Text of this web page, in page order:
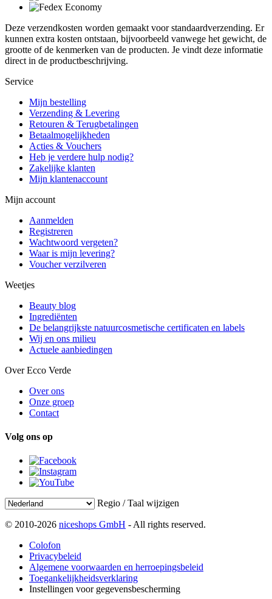
Deze verzendkosten worden gemaakt voor standaardverzending. Er
kunnen extra kosten ontstaan, bijvoorbeeld vanwege het gewicht, de
grootte of de kenmerken van de producten. Je vindt deze informatie
direct in de productbeschrijving.
Service
Mijn bestelling
Verzending & Levering
Retouren & Terugbetalingen
Betaalmogelijkheden
Acties & Vouchers
Heb je verdere hulp nodig?
Zakelijke klanten
Mijn klantenaccount
Mijn account
Aanmelden
Registreren
Wachtwoord vergeten?
Waar is mijn levering?
Voucher verzilveren
Weetjes
Beauty blog
Ingrediënten
De belangrijkste natuurcosmetische certificaten en labels
Wij en ons milieu
Actuele aanbiedingen
Over Ecco Verde
Over ons
Onze groep
Contact
Volg ons op
Regio / Taal wijzigen
© 2010-2026 niceshops GmbH - All rights reserved.
Colofon
Privacybeleid
Algemene voorwaarden en herroepingsbeleid
Toegankelijkheidsverklaring
Instellingen voor gegevensbescherming